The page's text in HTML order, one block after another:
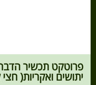
פרוטקט תכשיר
יתושים ואקריות(